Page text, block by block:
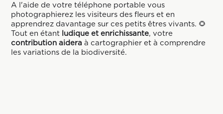
A l'aide de votre téléphone portable vous
photographierez les visiteurs des fleurs et en
apprendrez davantage sur ces petits êtres vivants. 🌻
Tout en étant ludique et enrichissante, votre
contribution aidera à cartographier et à comprendre
les variations de la biodiversité.